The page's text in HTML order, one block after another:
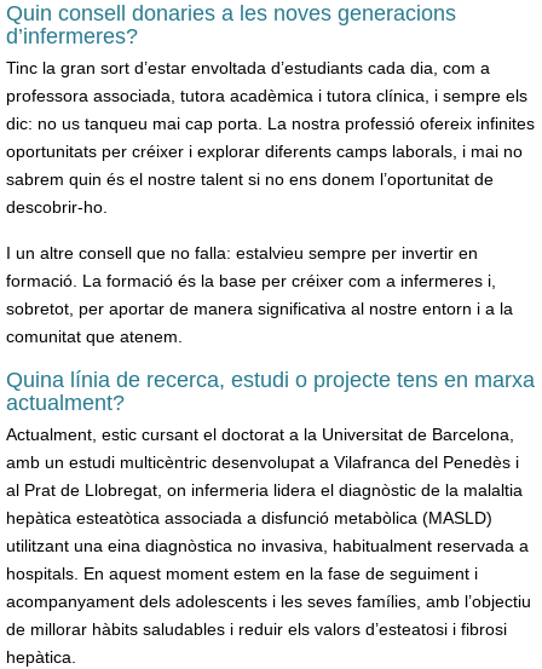
Quin consell donaries a les noves generacions
d’infermeres?
Tinc la gran sort d’estar envoltada d’estudiants cada dia, com a
professora associada, tutora acadèmica i tutora clínica, i sempre els
dic: no us tanqueu mai cap porta. La nostra professió ofereix infinites
oportunitats per créixer i explorar diferents camps laborals, i mai no
sabrem quin és el nostre talent si no ens donem l’oportunitat de
descobrir-ho.
I un altre consell que no falla: estalvieu sempre per invertir en
formació. La formació és la base per créixer com a infermeres i,
sobretot, per aportar de manera significativa al nostre entorn i a la
comunitat que atenem.
Quina línia de recerca, estudi o projecte tens en marxa
actualment?
Actualment, estic cursant el doctorat a la Universitat de Barcelona,
amb un estudi multicèntric desenvolupat a Vilafranca del Penedès i
al Prat de Llobregat, on infermeria lidera el diagnòstic de la malaltia
hepàtica esteatòtica associada a disfunció metabòlica (MASLD)
utilitzant una eina diagnòstica no invasiva, habitualment reservada a
hospitals. En aquest moment estem en la fase de seguiment i
acompanyament dels adolescents i les seves famílies, amb l’objectiu
de millorar hàbits saludables i reduir els valors d’esteatosi i fibrosi
hepàtica.